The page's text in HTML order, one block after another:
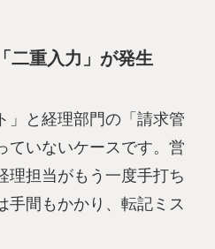
二重入力」が発生
」と経理部門の「請求管
ていないケースです。営
理担当がもう一度手打ち
間もかかり、転記ミス